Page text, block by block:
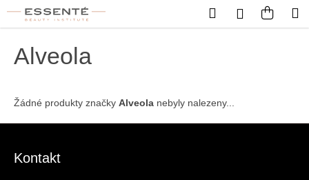
HledatPřihlášení
Alveola
Žádné produkty značky Alveola nebyly nalezeny...
Košík
o
p
o
ř
Kontakt